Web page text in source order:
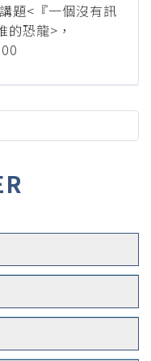
題<『一個沒有訊
恐龍>，